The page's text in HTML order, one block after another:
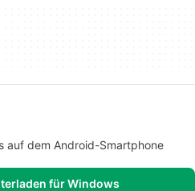
auf dem Android-Smartphone
für Windows